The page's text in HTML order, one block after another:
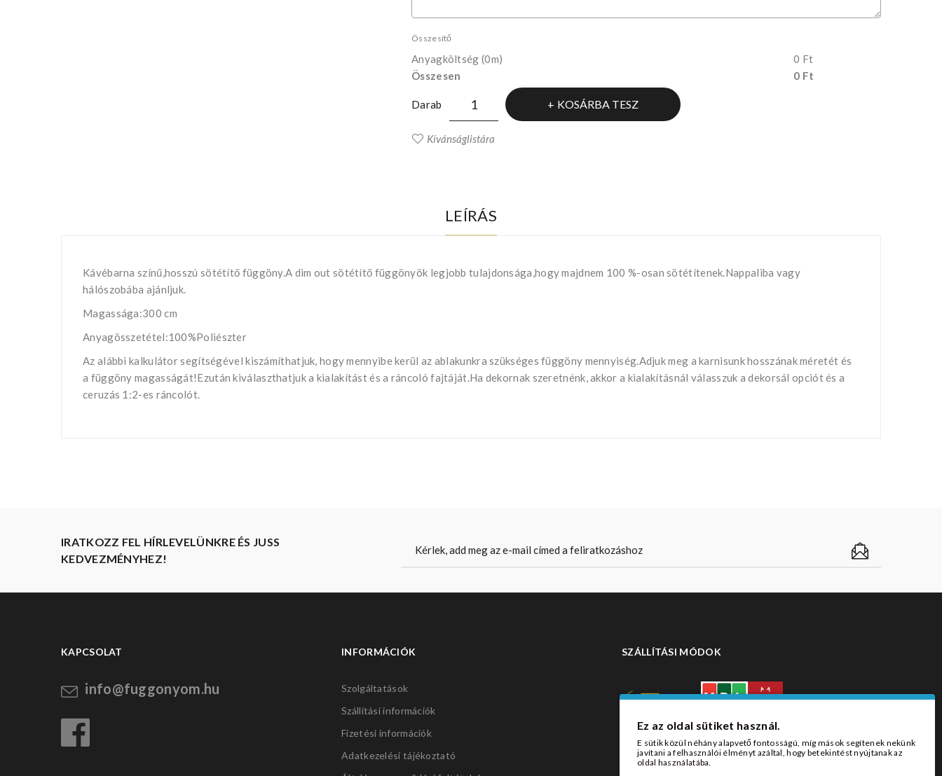
Összesítő
Anyagköltség (0m)
0 Ft
Összesen
0 Ft
Darab KOSÁRBA TESZ
Kívánságlistára
LEÍRÁS
Kávébarna színű,hosszú sötétítő függöny.A dim out sötétítő függönyök legjobb tulajdonsága,hogy majdnem 100 %-osan sötétítenek.Nappaliba vagy
hálószobába ajánljuk.
Magassága:300 cm
Anyagösszetétel:100%Poliészter
Az alábbi kalkulátor segítségével kiszámíthatjuk, hogy mennyibe kerül az ablakunkra szükséges függöny mennyiség.Adjuk meg a karnisunk hosszának méretét és
a függöny magasságát!Ezután kiválaszthatjuk a kialakítást és a ráncoló fajtáját.Ha dekornak szeretnénk, akkor a kialakításnál válasszuk a dekorsál opciót és a
ceruzás 1:2-es ráncolót.
IRATKOZZ FEL HÍRLEVELÜNKRE ÉS JUSS
KEDVEZMÉNYHEZ!
KAPCSOLAT
info@fuggonyom.hu
INFORMÁCIÓK
Szolgáltatások
Szállítási információk
Fizetési információk
Adatkezelési tájékoztató
SZÁLLÍTÁSI MÓDOK
Ez az oldal sütiket használ.
E sütik közül néhány alapvető fontosságú, míg mások segítenek nekünk
javítani a felhasználói élményt azáltal, hogy betekintést nyújtanak az
oldal használatába.